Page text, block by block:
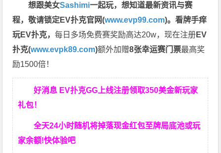
想跟美女Sashimi一起玩，想知道最新资讯与赛
程，敬请锁定EV扑克官网(www.evp99.com)。看牌手痒
玩EV扑克，每日多场免费赛奖励高达20w，现在注册EV
扑克(www.evpk89.com)额外加赠8张幸运赛门票最高奖
励1500倍！
好消息 EV扑克GG上线注册领取350美金新玩家
礼包！
全天24小时随机将掉落现金红包至牌局底池或玩
家余额!快体验吧